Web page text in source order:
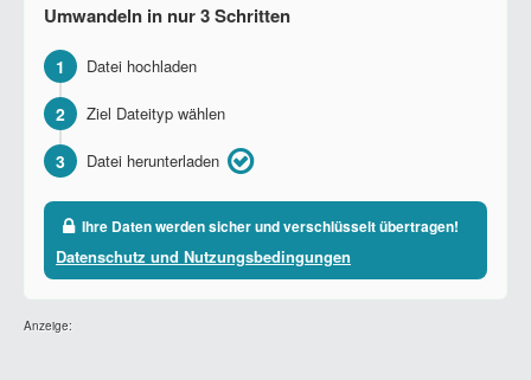
Umwandeln in nur 3 Schritten
1 Datei hochladen
2 Ziel Dateityp wählen
3 Datei herunterladen
Ihre Daten werden sicher und verschlüsselt übertragen!
Datenschutz und Nutzungsbedingungen
Anzeige: